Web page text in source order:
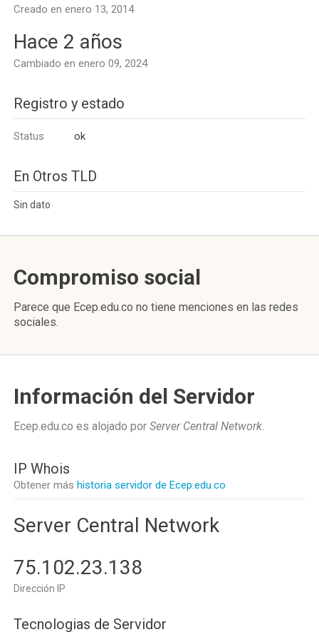
Creado en enero 13, 2014
Hace 2 años
Cambiado en enero 09, 2024
Registro y estado
Status ok
En Otros TLD
Sin dato
Compromiso social
Parece que Ecep.edu.co no tiene menciones en las redes
sociales.
Información del Servidor
Ecep.edu.co es alojado por Server Central Network.
IP Whois
Obtener más historia servidor de Ecep.edu.co
Server Central Network
75.102.23.138
Dirección IP
Tecnologias de Servidor